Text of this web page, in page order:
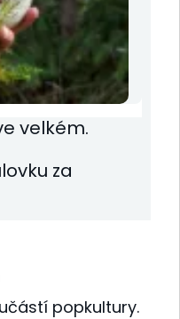
velkém.
za
popkultury.